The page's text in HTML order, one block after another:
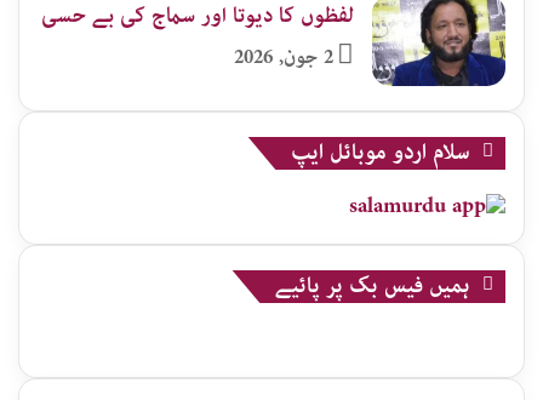
لفظوں کا دیوتا اور سماج کی بے حسی
2 جون, 2026
سلام اردو موبائل ایپ
ہمیں فیس بک پر پائیے